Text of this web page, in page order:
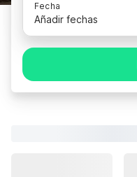
Fecha
Añadir fechas